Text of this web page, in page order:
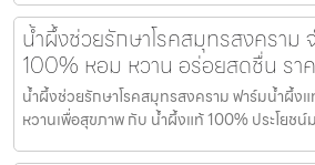
น้ำผึ้งช่วยรักษาโรคสมุทรสงคราม
100% หอม หวาน อร่อยสดชื่น รา
น้ำผึ้งช่วยรักษาโรคสมุทรสงคราม ฟาร์มน้ำผึ้ง
หวานเพื่อสุขภาพ กับ น้ำผึ้งแท้ 100% ประโยชน์